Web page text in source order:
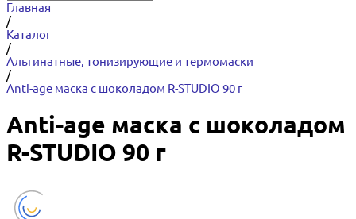
Главная
/
Каталог
/
Альгинатные, тонизирующие и термомаски
/
Anti-age маска с шоколадом R-STUDIO 90 г
Anti-age маска с шоколадом
R-STUDIO 90 г